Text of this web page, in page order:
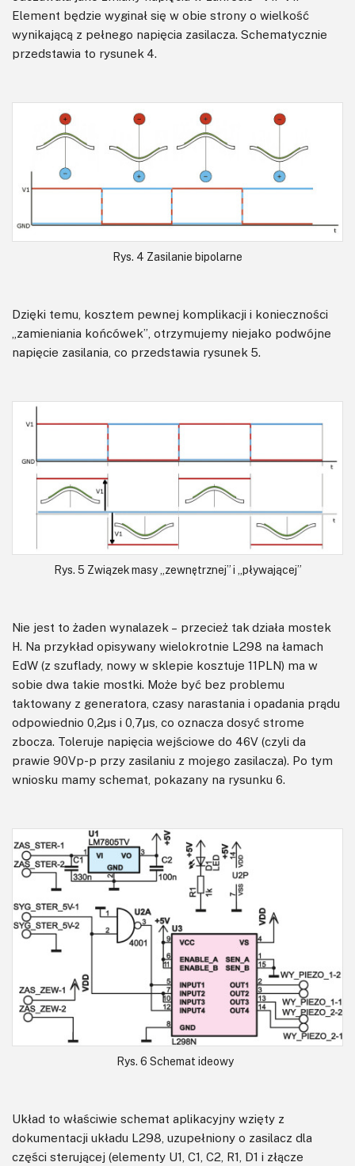
Element będzie wyginał się w obie strony o wielkość
wynikającą z pełnego napięcia zasilacza. Schematycznie
przedstawia to rysunek 4.
Rys. 4 Zasilanie bipolarne
Dzięki temu, kosztem pewnej komplikacji i konieczności
„zamieniania końcówek”, otrzymujemy niejako podwójne
napięcie zasilania, co przedstawia rysunek 5.
Rys. 5 Związek masy „zewnętrznej” i „pływającej”
Nie jest to żaden wynalazek – przecież tak działa mostek
H. Na przykład opisywany wielokrotnie L298 na łamach
EdW (z szuflady, nowy w sklepie kosztuje 11PLN) ma w
sobie dwa takie mostki. Może być bez problemu
taktowany z generatora, czasy narastania i opadania prądu
odpowiednio 0,2μs i 0,7μs, co oznacza dosyć strome
zbocza. Toleruje napięcia wejściowe do 46V (czyli da
prawie 90Vp-p przy zasilaniu z mojego zasilacza). Po tym
wniosku mamy schemat, pokazany na rysunku 6.
Rys. 6 Schemat ideowy
Układ to właściwie schemat aplikacyjny wzięty z
dokumentacji układu L298, uzupełniony o zasilacz dla
części sterującej (elementy U1, C1, C2, R1, D1 i złącze